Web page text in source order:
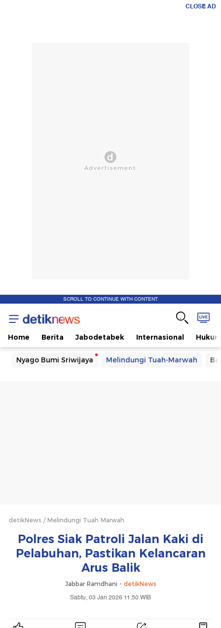
CLOSE AD
SCROLL TO CONTINUE WITH CONTENT
Home Berita Jabodetabek Internasional Hukum
Nyago Bumi Sriwijaya Melindungi Tuah-Marwah
detikNews Melindungi Tuah Marwah
Polres Siak Patroli Jalan Kaki di
Pelabuhan, Pastikan Kelancaran
Arus Balik
Jabbar Ramdhani - detikNews
Sabtu, 03 Jan 2026 11:50 WIB